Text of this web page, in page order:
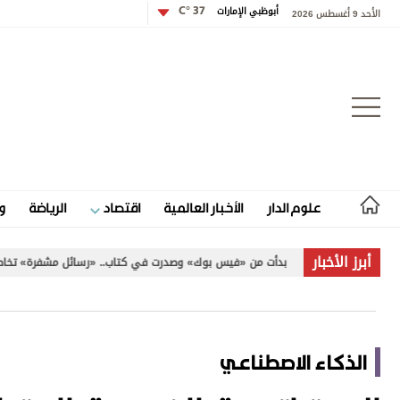
الأحد 9 أغسطس 2026 أبوظبي الإمارات 37 °C
علوم الدار الأخبار العالمية اقتصاد الرياضة
علوم الدار
الرياضة
أبرز الأخبار
بدأت من «فيس بوك» وصدرت في كتاب.. «رسائل مشفرة» تخاطب الإنسانية
الذكاء الاصطناعي